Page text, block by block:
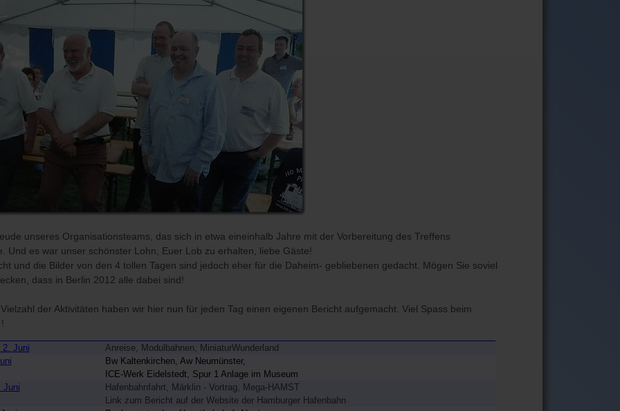
unseres Organisationsteams, das sich in etwa eineinhalb Jahre mit der Vorbereitung des Treffens
Und es war unser schönster Lohn, Euer Lob zu erhalten, liebe Gäste!
und die Bilder von den 4 tollen Tagen sind jedoch eher für die Daheim- gebliebenen gedacht. Mögen Sie soviel
dass in Berlin 2012 alle dabei sind!
der Aktivitäten haben wir hier nun für jeden Tag einen eigenen Bericht aufgemacht. Viel Spass beim
2. Juni
Anreise, Modulbahnen, MiniaturWunderland
Bw Kaltenkirchen, Aw Neumünster,
ICE-Werk Eidelstedt, Spur 1 Anlage im Museum
Juni
Hafenbahnfahrt, Märklin - Vortrag, Mega-HAMST
Link zum Bericht auf der Website der Hamburger Hafenbahn